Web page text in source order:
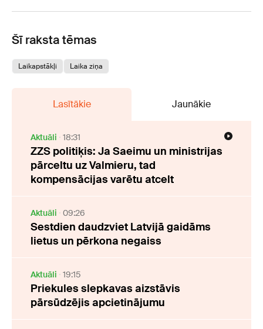
Šī raksta tēmas
Laikapstākļi Laika ziņa
Lasītākie Jaunākie
Aktuāli 18:31
ZZS politiķis: Ja Saeimu un ministrijas
pārceltu uz Valmieru, tad
kompensācijas varētu atcelt
Aktuāli 09:26
Sestdien daudzviet Latvijā gaidāms
lietus un pērkona negaiss
Aktuāli 19:15
Priekules slepkavas aizstāvis
pārsūdzējis apcietinājumu